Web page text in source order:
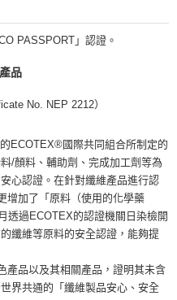
PASSPORT」認證。
品
No. NEP 2212）
ECOTEX®國際共同組合所制定的
/顏料、輔助劑、完成加工劑等為
心認證。在針對纖維產品進行認
增加了「原料（使用的化學藥
透過ECOTEX的認證機關日染檢開
纖維等原料的安全認證，能夠提
品以及其相關產品，證明其未含
界共通的「纖維製品安心、安全